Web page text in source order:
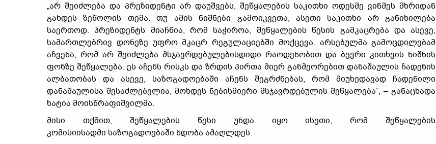
„არ შეიძლება და პრეზიდენტი არ დაუშვებს, შეწყალების საკითხი ოდესმე ვინმეს მხრიდან
გახდეს ზეწოლის თემა. თუ ამის ნიშნები გამოიკვეთა, ასეთი საკითხი არ განიხილება
საერთოდ. პრეზიდენტს მიაჩნია, რომ საჭიროა, შეწყალების წესის გამკაცრება და ასევე,
სამართლებრივ დონეზე უფრო მკაცრ რეგულაციებში მოქცევა. არსებულმა გამოცდილებამ
აჩვენა, რომ არ შეიძლება მსჯავრდებულებისდიდი რაოდენობით და ბევრი კითხვის ნიშნის
ფონზე შეწყალება. ეს აჩენს რისკს და ზრდის პირთა მიერ განმეორებით დანაშაულის ჩადენის
ალბათობას და ასევე, საზოგადოებაში აჩენს შეგრძნებას, რომ მიუხედავად ჩადენილი
დანაშაულისა შესაძლებელია, მოხდეს ნებისმიერი მსჯავრდებულის შეწყალება”, – განაცხადა
ხატია მოისწრაფიშვილმა.
მისი თქმით, შეწყალების წესი უნდა იყო ისეთი, რომ შეწყალების
კომისიისადმი საზოგადოებაში ნდობა ამაღლდეს.